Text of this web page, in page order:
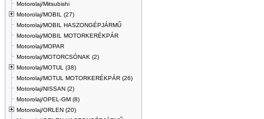
Motorolaj/Mitsubishi
Motorolaj/MOBIL (27)
Motorolaj/MOBIL HASZONGÉPJÁRMŰ
Motorolaj/MOBIL MOTORKERÉKPÁR
Motorolaj/MOPAR
Motorolaj/MOTORCSÓNAK (2)
Motorolaj/MOTUL (38)
Motorolaj/MOTUL MOTORKERÉKPÁR (26)
Motorolaj/NISSAN (2)
Motorolaj/OPEL-GM (8)
Motorolaj/ORLEN (20)